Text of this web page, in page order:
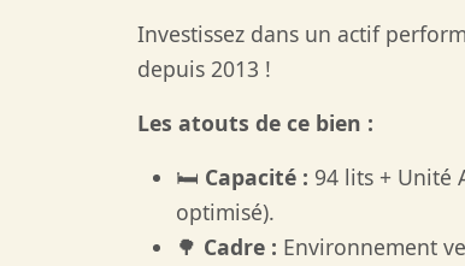
Investissez dans un actif
depuis 2013 !
Les atouts de ce bien :
🛏️ Capacité : 94 lits + Unité
optimisé).
🌳 Cadre : Environnement